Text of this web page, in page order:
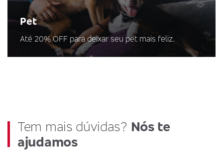
Pet
Até 20% OFF para deixar seu pet mais feliz.
Tem mais dúvidas? Nós te
ajudamos